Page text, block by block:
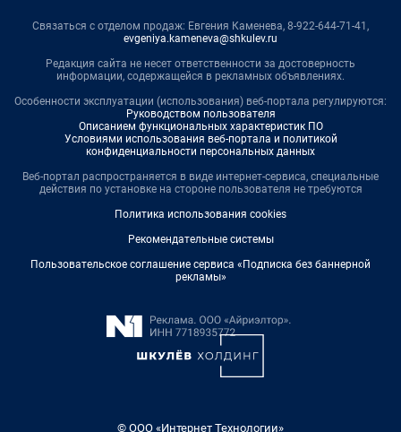
Связаться с отделом продаж: Евгения Каменева, 8-922-644-71-41,
evgeniya.kameneva@shkulev.ru
Редакция сайта не несет ответственности за достоверность
информации, содержащейся в рекламных объявлениях.
Особенности эксплуатации (использования) веб-портала регулируются:
Руководством пользователя
Описанием функциональных характеристик ПО
Условиями использования веб-портала и политикой
конфиденциальности персональных данных
Веб-портал распространяется в виде интернет-сервиса, специальные
действия по установке на стороне пользователя не требуются
Политика использования cookies
Рекомендательные системы
Пользовательское соглашение сервиса «Подписка без баннерной
рекламы»
© ООО «Интернет Технологии»